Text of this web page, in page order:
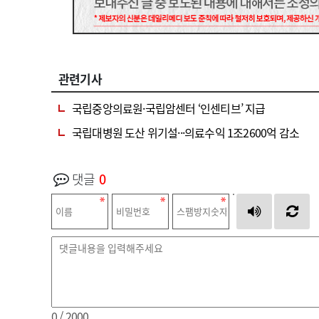
관련기사
국립중앙의료원·국립암센터 ‘인센티브’ 지급
국립대병원 도산 위기설···의료수익 1조2600억 감소
댓글 0